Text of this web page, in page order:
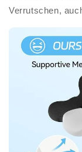
Verrutschen,